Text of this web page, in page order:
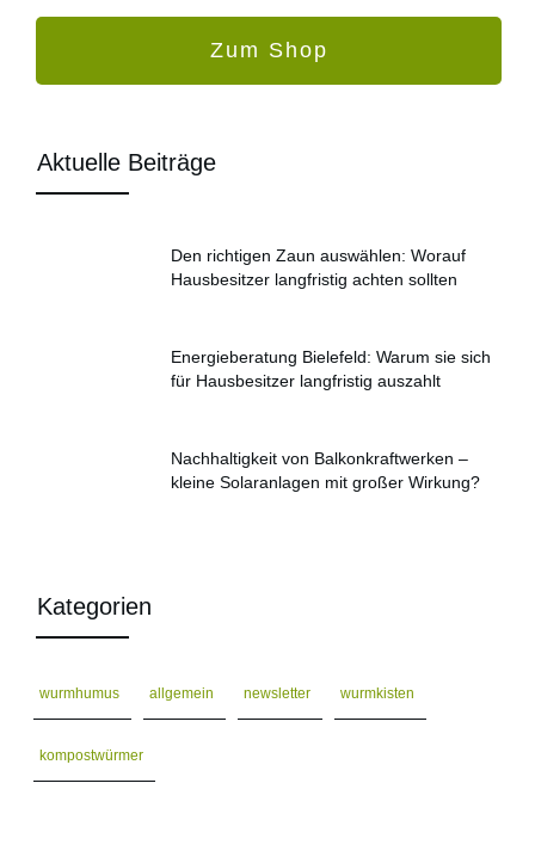
Zum Shop
Aktuelle Beiträge
Den richtigen Zaun auswählen: Worauf
Hausbesitzer langfristig achten sollten
Energieberatung Bielefeld: Warum sie sich
für Hausbesitzer langfristig auszahlt
Nachhaltigkeit von Balkonkraftwerken –
kleine Solaranlagen mit großer Wirkung?
Kategorien
wurmhumus allgemein newsletter wurmkisten
kompostwürmer